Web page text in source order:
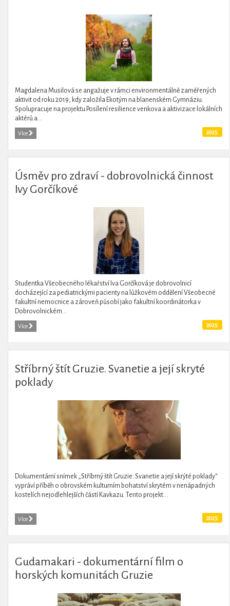
Magdalena Musilová se angažuje v rámci environmentálně zaměřených
aktivit od roku 2019, kdy založila Ekotým na blanenském Gymnáziu.
Spolupracuje na projektu Posílení resilience venkova a aktivizace lokálních
aktérů a...
Více 2025
Úsměv pro zdraví - dobrovolnická činnost
Ivy Gorčíkové
Studentka Všeobecného lékařství Iva Gorčíková je dobrovolnicí
docházející za pediatrickými pacienty na lůžkovém oddělení Všeobecné
fakultní nemocnice a zároveň působí jako fakultní koordinátorka v
Dobrovolnickém...
Více 2025
Stříbrný štít Gruzie. Svanetie a její skryté
poklady
Dokumentární snímek „Stříbrný štít Gruzie. Svanetie a její skrýté poklady“
vypráví příběh o obrovském kulturním bohatství skrytém v nenápadných
kostelích nejodlehlejších částí Kavkazu. Tento projekt...
Více 2025
Gudamakari - dokumentární film o
horských komunitách Gruzie